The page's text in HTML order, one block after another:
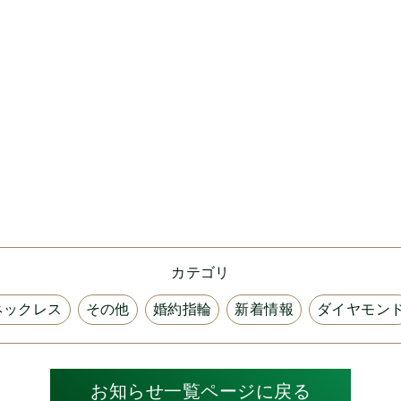
カテゴリ
ックレス その他 婚約指輪 新着情報 ダイヤモン
お知らせ一覧ページに戻る